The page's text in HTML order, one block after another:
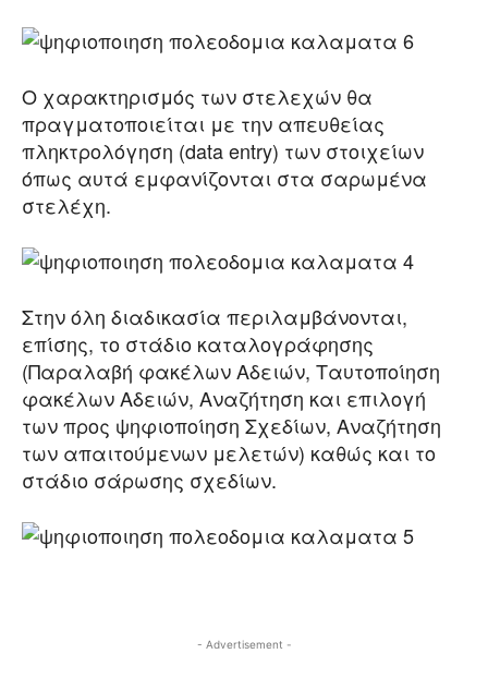
Ο χαρακτηρισμός των στελεχών θα
πραγματοποιείται με την απευθείας
πληκτρολόγηση (data entry) των στοιχείων
όπως αυτά εμφανίζονται στα σαρωμένα
στελέχη.
Στην όλη διαδικασία περιλαμβάνονται,
επίσης, το στάδιο καταλογράφησης
(Παραλαβή φακέλων Αδειών, Ταυτοποίηση
φακέλων Αδειών, Αναζήτηση και επιλογή
των προς ψηφιοποίηση Σχεδίων, Αναζήτηση
των απαιτούμενων μελετών) καθώς και το
στάδιο σάρωσης σχεδίων.
- Advertisement -